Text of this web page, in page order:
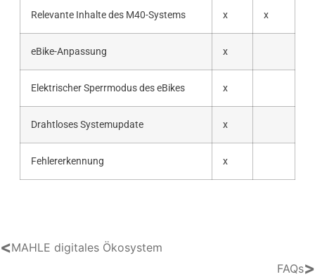
Relevante Inhalte des M40-Systems x x
eBike-Anpassung x
Elektrischer Sperrmodus des eBikes x
Drahtloses Systemupdate x
Fehlererkennung x
<MAHLE digitales Ökosystem
FAQs>